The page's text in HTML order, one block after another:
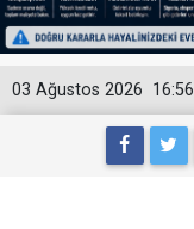
16:56
03 Ağustos 2026